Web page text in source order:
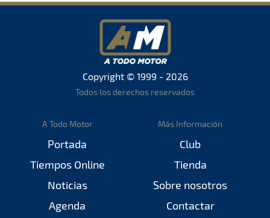
Copyright © 1999 - 2026
Todos los derechos reservados
A Todo Motor
Portada
Tiempos Online
Noticias
Agenda
Más Información
Club
Tienda
Sobre nosotros
Contactar